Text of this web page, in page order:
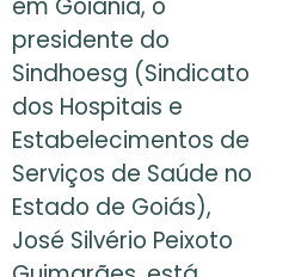
presidente do
Sindhoesg (Sindicato
dos Hospitais e
Estabelecimentos de
Serviços de Saúde no
Estado de Goiás),
José Silvério Peixoto